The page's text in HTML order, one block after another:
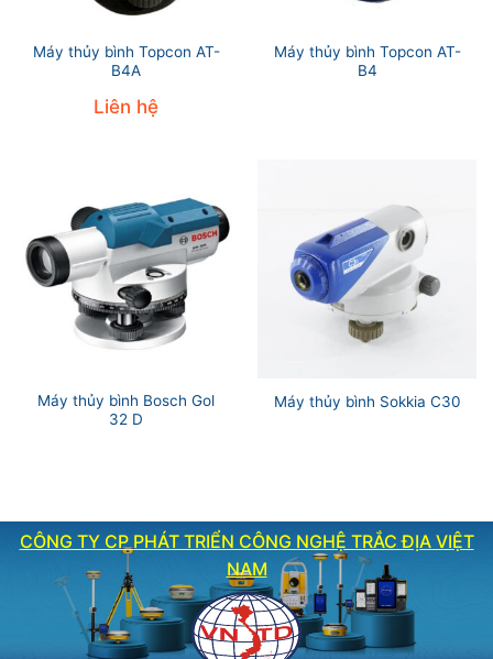
Máy thủy bình Topcon AT-
B4A
Liên hệ
Máy thủy bình Topcon AT-
B4
Máy thủy bình Bosch Gol
32 D
Máy thủy bình Sokkia C30
CÔNG TY CP PHÁT TRIỂN CÔNG NGHỆ TRẮC ĐỊA VIỆT
NAM